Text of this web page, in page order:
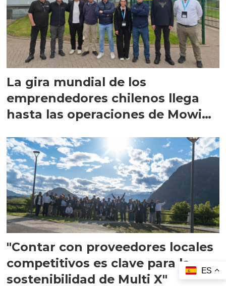
La gira mundial de los
emprendedores chilenos llega
hasta las operaciones de Mowi
"Contar con proveedores locales
competitivos es clave para la
sostenibilidad de Multi X"
ES